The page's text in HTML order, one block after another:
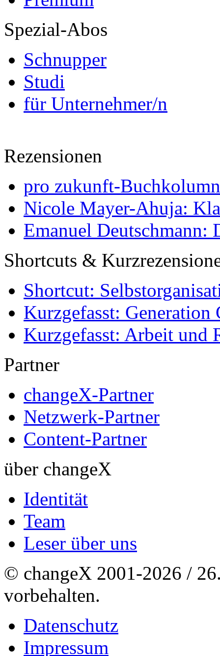
Spezial-Abos
Schnupper
Studi
für Unternehmer/n
Rezensionen
pro zukunft-
Nicole Mayer-Ahuja:
Emanuel Deutschmann:
Shortcuts &
Shortcut:
Kurzgefasst: Generation
Kurzgefasst: Arbeit und
Partner
changeX-Partner
Netzwerk-Partner
Content-Partner
über changeX
Identität
Team
Leser über uns
© changeX 2001-2026 /
vorbehalten.
Datenschutz
Impressum